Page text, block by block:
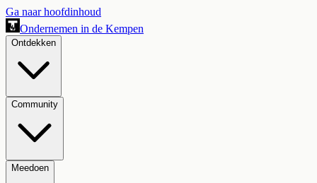
Ga naar hoofdinhoud
Ondernemen in de Kempen
Ontdekken
Community
Meedoen